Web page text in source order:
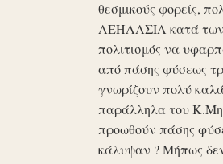
θεσμικούς φορείς,
ΛΕΗΛΑΣΙΑ κατά των
πολιτισμός να
από πάσης φύσεως
γνωρίζουν πολύ
παράλληλα του
προωθούν πάσης
κάλυψαν ? Μήπως